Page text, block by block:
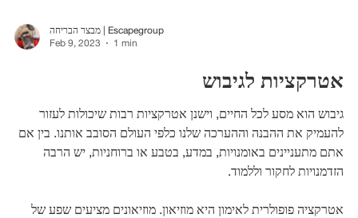
מבצר הבריחה | Escapegroup
Feb 9, 2023
1 min
אטרקציות לגיבוש
גיבוש הוא מסע לכל החיים, וישנן אטרקציות רבות שיכולות לעזור
להעמיק את ההבנה וההערכה שלנו כלפי העולם הסובב אותנו. בין אם
אתם מתעניינים באומנויות, במדע, בטבע או ברוחניות, יש הרבה
הזדמנויות לחקור וללמוד.
אטרקציה פופולרית לאימון היא מוזיאון. מוזיאונים מציעים שפע של